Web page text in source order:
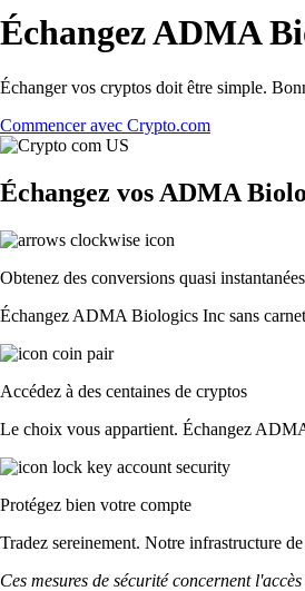
Échangez ADMA
Échanger vos cryptos doit être simple.
Commencer avec Crypto.com
Échangez vos ADMA
Obtenez des conversions quasi instantanées
Échangez ADMA Biologics Inc sans
Accédez à des centaines de cryptos
Le choix vous appartient. Échangez
Protégez bien votre compte
Tradez sereinement. Notre infrastructure
Ces mesures de sécurité concernent